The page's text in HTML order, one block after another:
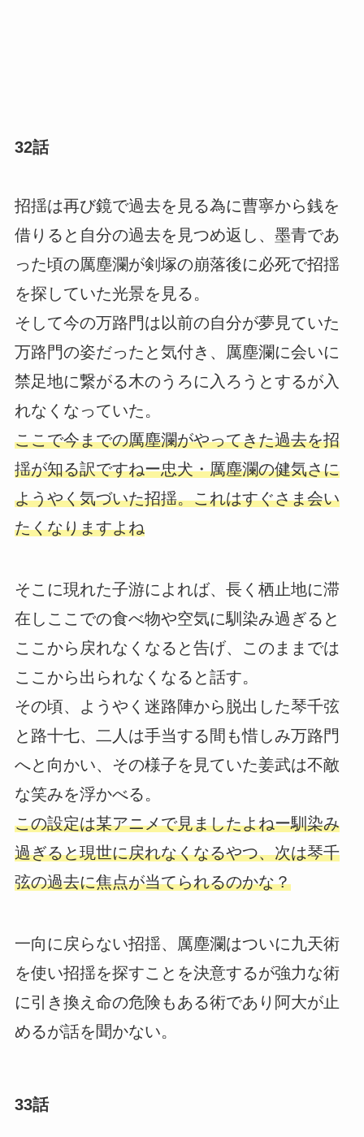
32話
招揺は再び鏡で過去を見る為に曹寧から銭を
借りると自分の過去を見つめ返し、墨青であ
った頃の厲塵瀾が剣塚の崩落後に必死で招揺
を探していた光景を見る。
そして今の万路門は以前の自分が夢見ていた
万路門の姿だったと気付き、厲塵瀾に会いに
禁足地に繋がる木のうろに入ろうとするが入
れなくなっていた。
ここで今までの厲塵瀾がやってきた過去を招
揺が知る訳ですねー忠犬・厲塵瀾の健気さに
ようやく気づいた招揺。これはすぐさま会い
たくなりますよね
そこに現れた子游によれば、長く栖止地に滞
在しここでの食べ物や空気に馴染み過ぎると
ここから戻れなくなると告げ、このままでは
ここから出られなくなると話す。
その頃、ようやく迷路陣から脱出した琴千弦
と路十七、二人は手当する間も惜しみ万路門
へと向かい、その様子を見ていた姜武は不敵
な笑みを浮かべる。
この設定は某アニメで見ましたよねー馴染み
過ぎると現世に戻れなくなるやつ、次は琴千
弦の過去に焦点が当てられるのかな？
一向に戻らない招揺、厲塵瀾はついに九天術
を使い招揺を探すことを決意するが強力な術
に引き換え命の危険もある術であり阿大が止
めるが話を聞かない。
33話